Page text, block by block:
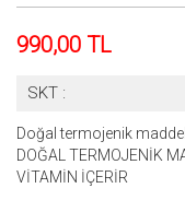
990,00 TL
SKT :
Doğal termojenik
DOĞAL TERMOJENİK
VİTAMİN İÇERİR